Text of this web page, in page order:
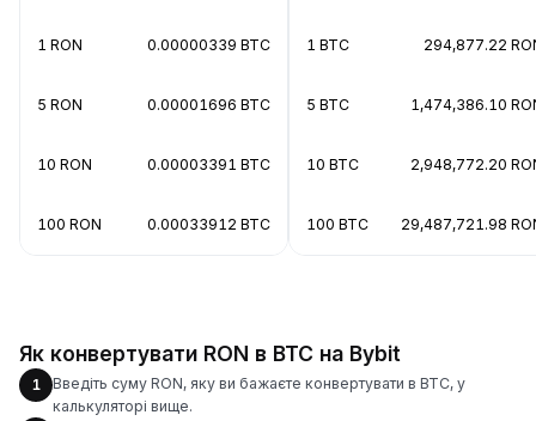
1 RON 0.00000339 BTC
5 RON 0.00001696 BTC
10 RON 0.00003391 BTC
100 RON 0.00033912 BTC
1 BTC 294,877.22
5 BTC 1,474,386.10
10 BTC 2,948,772.20
100 BTC 29,487,721.98
Як конвертувати RON в BTC на Bybit
1
Введіть суму RON, яку ви бажаєте конвертувати в BTC, у
калькуляторі вище.